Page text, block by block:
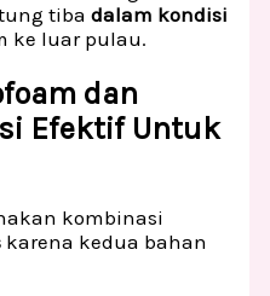
tibadalam kondisi
ke luar pulau.
dan
Efektif Untuk
kombinasi
karena kedua bahan